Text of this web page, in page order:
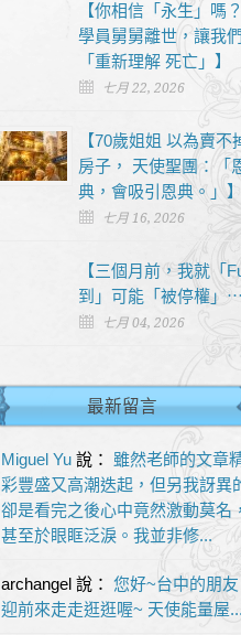
【你相信「永生」嗎？
學員舅舅離世，讓我們
「重新理解 死亡」】
七月 22, 2026
【70歲姐姐 以為賣不
房子， 天使聖團：「
典，會吸引恩典。」】
七月 16, 2026
【三個月前，我就「
到」可能「被停權」⋯
七月 04, 2026
最新留言
Miguel Yu說： 雖然老師的文章
彩豐盛又高潮迭起，但另我訝異
卻是看完之後心中竟然激動莫名，
甚至於眼眶泛淚。我並非修...
archangel說： 您好~台中的朋
迎前來走走逛逛喔~ 天使能量屋...